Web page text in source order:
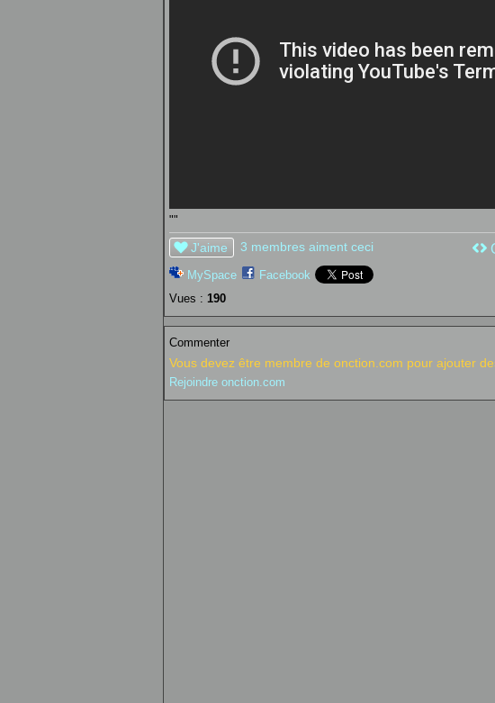
""
J'aime 3 membres aiment ceci
MySpace
Facebook
Vues : 190
Commenter
Vous devez être membre de onction.com pour ajouter
Rejoindre onction.com